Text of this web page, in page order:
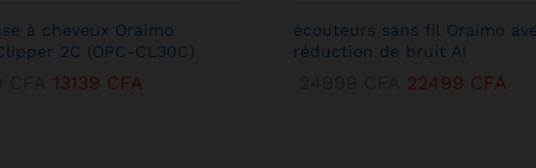
à cheveux Oraimo
2C (OPC-CL30C)
13139 CFA
écouteurs sans fil Oraimo
réduction de bruit AI
22499 CFA